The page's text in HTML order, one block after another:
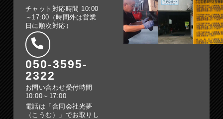
チャット対応時間 10:00
～17:00（時間外は営業
日に順次対応）
050-3595-
2322
お問い合わせ受付時間
10:00～17:00
電話は「合同会社光夢
（こうむ）」でお取りし